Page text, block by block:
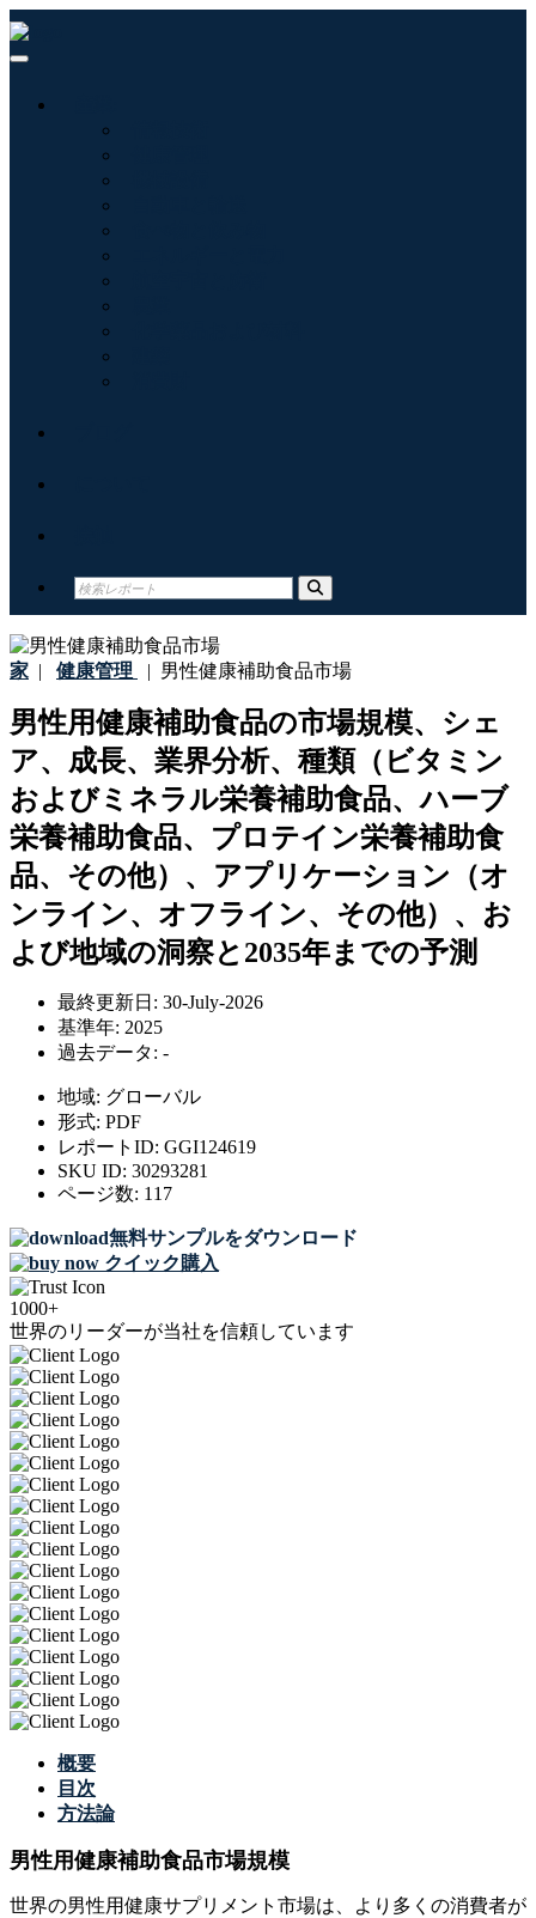
家 | 健康管理 | 男性健康補助食品市場
男性用健康補助食品の市場規模、シェ
ア、成長、業界分析、種類（ビタミン
およびミネラル栄養補助食品、ハーブ
栄養補助食品、プロテイン栄養補助食
品、その他）、アプリケーション（オ
ンライン、オフライン、その他）、お
よび地域の洞察と2035年までの予測
最終更新日: 30-July-2026
基準年: 2025
過去データ: -
地域: グローバル
形式: PDF
レポートID: GGI124619
SKU ID: 30293281
ページ数: 117
無料サンプルをダウンロード
クイック購入
1000+
世界のリーダーが当社を信頼しています
概要
目次
方法論
男性用健康補助食品市場規模
世界の男性用健康サプリメント市場は、より多くの消費者が